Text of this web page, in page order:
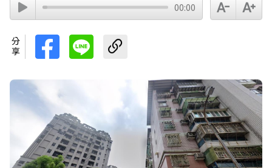
00:00
分享